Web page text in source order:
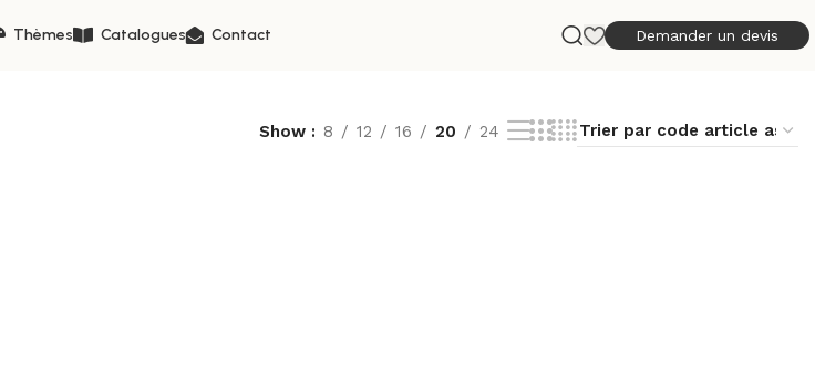
Thèmes Catalogues Contact Demander un devis
Show 8 12 16 20 24